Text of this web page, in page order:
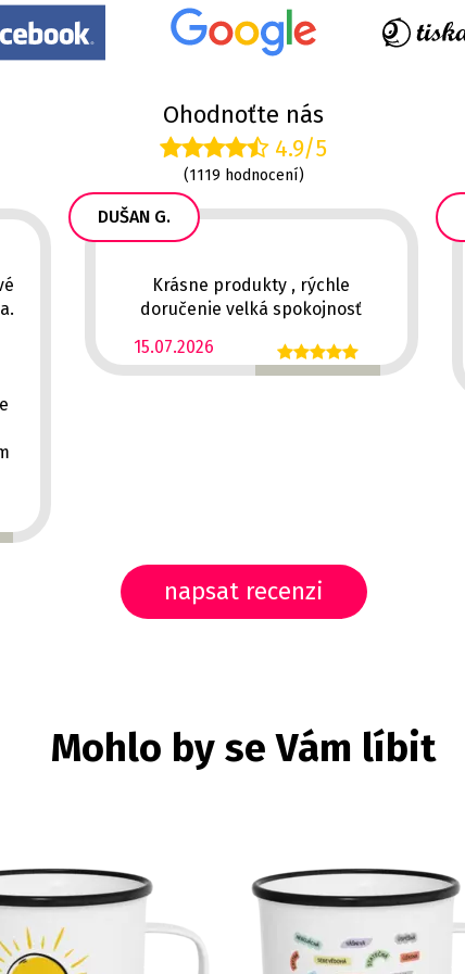
Ohodnoťte nás
4.9/5
(1119 hodnocení)
DUŠAN G.
15.07.2026
Krásne produkty , rýchle
doručenie velká spokojnosť
napsat recenzi
Mohlo by se Vám líbit